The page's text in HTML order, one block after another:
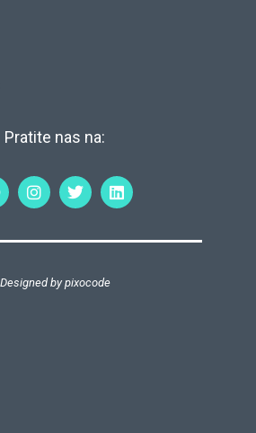
Pratite nas na:
Designed bypixocode